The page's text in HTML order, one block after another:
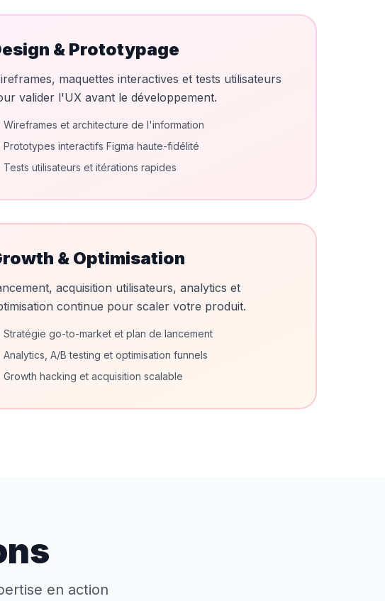
& Prototypage
maquettes interactives et tests utilisateurs
valider l'UX avant le développement.
Wireframes et architecture de l'information
Prototypes interactifs Figma haute-fidélité
Tests utilisateurs et itérations rapides
& Optimisation
acquisition utilisateurs, analytics et
continue pour scaler votre produit.
Stratégie go-to-market et plan de lancement
Analytics, A/B testing et optimisation funnels
Growth hacking et acquisition scalable
en action